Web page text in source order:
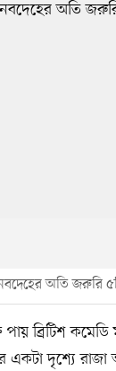
অতি জরুরি
ব্রিটিশ কমেডি
একটা দৃশ্যে রাজা